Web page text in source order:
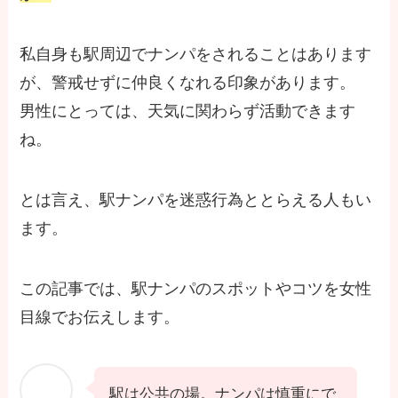
私自身も駅周辺でナンパをされることはあります
が、警戒せずに仲良くなれる印象があります。
男性にとっては、天気に関わらず活動できます
ね。
とは言え、駅ナンパを迷惑行為ととらえる人もい
ます。
この記事では、駅ナンパのスポットやコツを女性
目線でお伝えします。
駅は公共の場。ナンパは慎重にで